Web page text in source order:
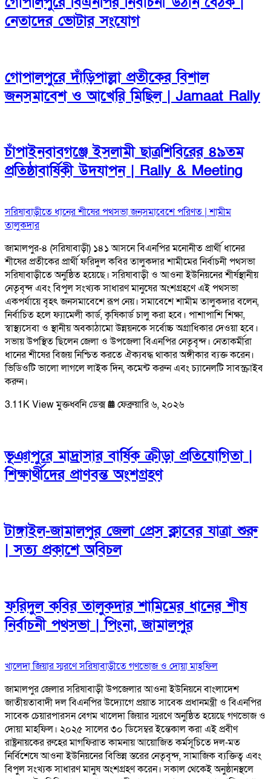
নেতাদের ভোটার সংযোগ
গোপালপুরে দাঁড়িপাল্লা প্রতীকের বিশাল
জনসমাবেশ ও আখেরি মিছিল | Jamaat Rally
চাঁপাইনবাবগঞ্জে ইসলামী ছাত্রশিবিরের ৪৯তম
প্রতিষ্ঠাবার্ষিকী উদযাপন | Rally & Meeting
সরিষাবাড়ীতে ধানের শীষের পথসভা জনসমাবেশে পরিণত | শামীম
তালুকদার
জামালপুর-৪ (সরিষাবাড়ী) ১৪১ আসনে বিএনপির মনোনীত প্রার্থী ধানের
শীষের প্রতীকের প্রার্থী ফরিদুল কবির তালুকদার শামীমের নির্বাচনী পথসভা
সরিষাবাড়ীতে অনুষ্ঠিত হয়েছে। সরিষাবাড়ী ও আওনা ইউনিয়নের শীর্ষস্থানীয়
নেতৃবৃন্দ এবং বিপুল সংখ্যক সাধারণ মানুষের অংশগ্রহণে এই পথসভা
একপর্যায়ে বৃহৎ জনসমাবেশে রূপ নেয়। সমাবেশে শামীম তালুকদার বলেন,
নির্বাচিত হলে ফ্যামেলী কার্ড, কৃষিকার্ড চালু করা হবে। পাশাপাশি শিক্ষা,
স্বাস্থ্যসেবা ও স্থানীয় অবকাঠামো উন্নয়নকে সর্বোচ্চ অগ্রাধিকার দেওয়া হবে।
সভায় উপস্থিত ছিলেন জেলা ও উপজেলা বিএনপির নেতৃবৃন্দ। নেতাকর্মীরা
ধানের শীষের বিজয় নিশ্চিত করতে ঐক্যবদ্ধ থাকার অঙ্গীকার ব্যক্ত করেন।
ভিডিওটি ভালো লাগলে লাইক দিন, কমেন্ট করুন এবং চ্যানেলটি সাবস্ক্রাইব
করুন।
3.11K Viewমুক্তধ্বনি ডেক্স ফেব্রুয়ারি ৬, ২০২৬
ভূঞাপুরে মাদ্রাসার বার্ষিক ক্রীড়া প্রতিযোগিতা |
শিক্ষার্থীদের প্রাণবন্ত অংশগ্রহণ
টাঙ্গাইল-জামালপুর জেলা প্রেস ক্লাবের যাত্রা শুরু
| সত্য প্রকাশে অবিচল
ফরিদুল কবির তালুকদার শামিমের ধানের শীষ
নির্বাচনী পথসভা | পিংনা, জামালপুর
খালেদা জিয়ার স্মরণে সরিষাবাড়ীতে গণভোজ ও দোয়া মাহফিল
জামালপুর জেলার সরিষাবাড়ী উপজেলার আওনা ইউনিয়নে বাংলাদেশ
জাতীয়তাবাদী দল বিএনপির উদ্যোগে প্রয়াত সাবেক প্রধানমন্ত্রী ও বিএনপির
সাবেক চেয়ারপারসন বেগম খালেদা জিয়ার স্মরণে অনুষ্ঠিত হয়েছে গণভোজ ও
দোয়া মাহফিল। ২০২৫ সালের ৩০ ডিসেম্বর ইন্তেকাল করা এই প্রবীণ
রাষ্ট্রনায়কের রুহের মাগফিরাত কামনায় আয়োজিত কর্মসূচিতে দল-মত
নির্বিশেষে আওনা ইউনিয়নের বিভিন্ন স্তরের নেতৃবৃন্দ, সামাজিক ব্যক্তিত্ব এবং
বিপুল সংখ্যক সাধারণ মানুষ অংশগ্রহণ করেন। সকাল থেকেই অনুষ্ঠানস্থলে